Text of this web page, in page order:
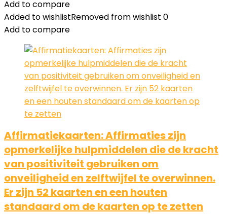
Add to compare
Added to wishlistRemoved from wishlist 0
Add to compare
Affirmatiekaarten: Affirmaties zijn
opmerkelijke hulpmiddelen die de kracht
van positiviteit gebruiken om
onveiligheid en zelftwijfel te overwinnen.
Er zijn 52 kaarten en een houten
standaard om de kaarten op te zetten